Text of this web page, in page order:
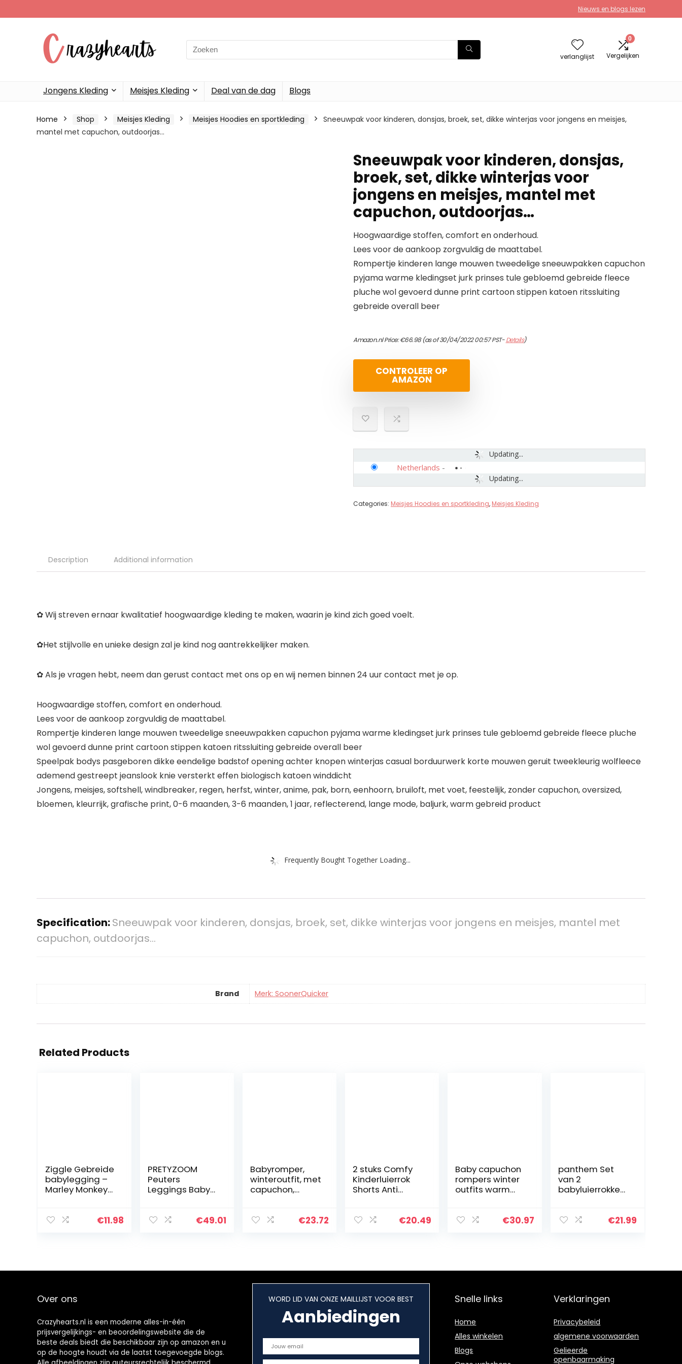
Nieuws en blogs lezen
Search
for:
verlanglijst
0
Vergelijken
Jongens Kleding Meisjes Kleding Deal van de dag Blogs
Home Shop Meisjes Kleding Meisjes Hoodies en sportkleding
Sneeuwpak voor kinderen, donsjas, broek, set, dikke winterjas voor jongens en meisjes,
mantel met capuchon, outdoorjas…
Sneeuwpak voor kinderen, donsjas,
broek, set, dikke winterjas voor
jongens en meisjes, mantel met
capuchon, outdoorjas…
Hoogwaardige stoffen, comfort en onderhoud.
Lees voor de aankoop zorgvuldig de maattabel.
Rompertje kinderen lange mouwen tweedelige sneeuwpakken capuchon
pyjama warme kledingset jurk prinses tule gebloemd gebreide fleece
pluche wol gevoerd dunne print cartoon stippen katoen ritssluiting
gebreide overall beer
Amazon.nl Price:€66.98(as of 30/04/2022 00:57 PST-Details)
CONTROLEER OP
AMAZON
Updating...
Updating...
Netherlands -
Categories: Meisjes Hoodies en sportkleding, Meisjes Kleding
Description Additional information
✿ Wij streven ernaar kwalitatief hoogwaardige kleding te maken, waarin je kind zich goed voelt.
✿Het stijlvolle en unieke design zal je kind nog aantrekkelijker maken.
✿ Als je vragen hebt, neem dan gerust contact met ons op en wij nemen binnen 24 uur contact met je op.
Hoogwaardige stoffen, comfort en onderhoud.
Lees voor de aankoop zorgvuldig de maattabel.
Rompertje kinderen lange mouwen tweedelige sneeuwpakken capuchon pyjama warme kledingset jurk prinses tule gebloemd gebreide fleece pluche
wol gevoerd dunne print cartoon stippen katoen ritssluiting gebreide overall beer
Speelpak bodys pasgeboren dikke eendelige badstof opening achter knopen winterjas casual borduurwerk korte mouwen geruit tweekleurig wolfleece
ademend gestreept jeanslook knie versterkt effen biologisch katoen winddicht
Jongens, meisjes, softshell, windbreaker, regen, herfst, winter, anime, pak, born, eenhoorn, bruiloft, met voet, feestelijk, zonder capuchon, oversized,
bloemen, kleurrijk, grafische print, 0-6 maanden, 3-6 maanden, 1 jaar, reflecterend, lange mode, baljurk, warm gebreid product
Frequently Bought Together Loading...
Specification:Sneeuwpak voor kinderen, donsjas, broek, set, dikke winterjas voor jongens en meisjes, mantel met
capuchon, outdoorjas…
Brand Merk: SoonerQuicker
Related Products
Ziggle Gebreide
babylegging –
Marley Monkey
€11.98
PRETYZOOM
Peuters
Leggings Baby
Leggings Vos
€49.01
Babyromper,
winteroutfit, met
capuchon,
meisjes, overall,
€23.72
2 stuks Comfy
Kinderluierrok
Shorts Anti
Katoen
€20.49
Baby capuchon
rompers winter
outfits warm
overall lange
€30.97
panthem Set
van 2
babyluierrokken,
baby’s, jongens
€21.99
Over ons
Crazyhearts.nl is een moderne alles-in-één
prijsvergelijkings- en beoordelingswebsite die de
beste deals biedt die beschikbaar zijn op amazon en u
op de hoogte houdt via de laatst toegevoegde blogs.
WORD LID VAN ONZE MAILLIJST VOOR BEST
Aanbiedingen
Snelle links
Home
Alles winkelen
Blogs
Verklaringen
Privacybeleid
algemene voorwaarden
Gelieerde
openbaarmaking